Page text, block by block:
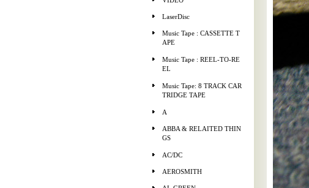
LaserDisc
Music Tape : CASSETTE T
APE
Music Tape : REEL-TO-RE
EL
Music Tape: 8 TRACK CAR
TRIDGE TAPE
A
ABBA & RELAITED THIN
GS
AC/DC
AEROSMITH